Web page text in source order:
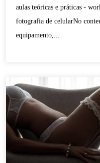
aulas teóricas e práticas -
fotografia de celularNo
equipamento,...